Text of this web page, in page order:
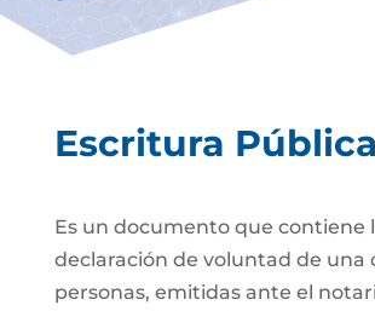
Escritura Pública
Es un documento que contiene
declaración de voluntad de una
personas, emitidas ante el